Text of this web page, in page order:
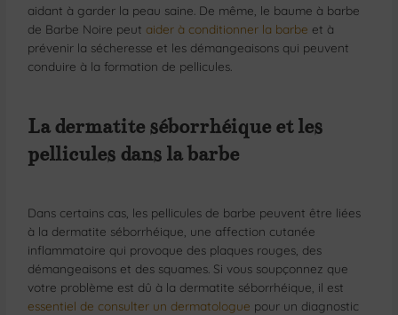
aidant à garder la peau saine. De même, le baume à barbe
de Barbe Noire peut aider à conditionner la barbe et à
prévenir la sécheresse et les démangeaisons qui peuvent
conduire à la formation de pellicules.
La dermatite séborrhéique et les
pellicules dans la barbe
Dans certains cas, les pellicules de barbe peuvent être liées
à la dermatite séborrhéique, une affection cutanée
inflammatoire qui provoque des plaques rouges, des
démangeaisons et des squames. Si vous soupçonnez que
votre problème est dû à la dermatite séborrhéique, il est
essentiel de consulter un dermatologue pour un diagnostic